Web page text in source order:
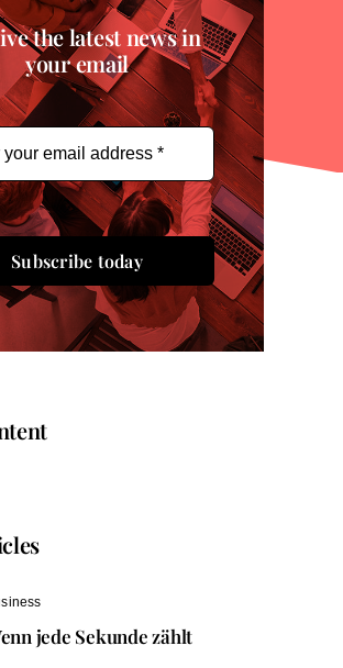
the latest news in
your email
Subscribe today
jede Sekunde zählt